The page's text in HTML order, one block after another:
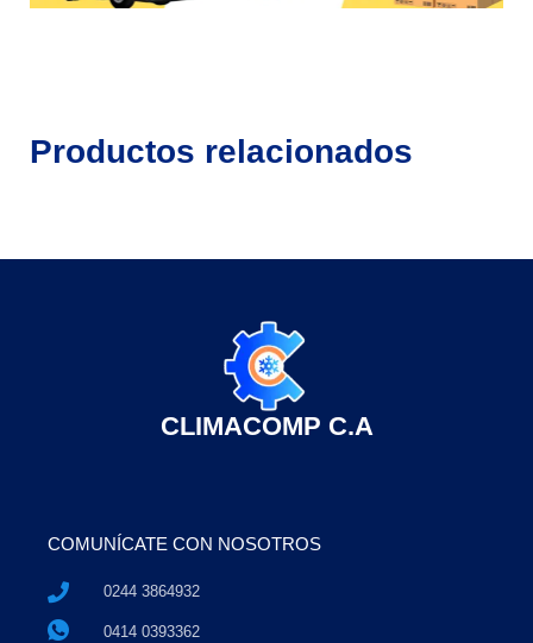
Productos relacionados
CLIMACOMP C.A
COMUNÍCATE CON NOSOTROS
0244 3864932
0414 0393362